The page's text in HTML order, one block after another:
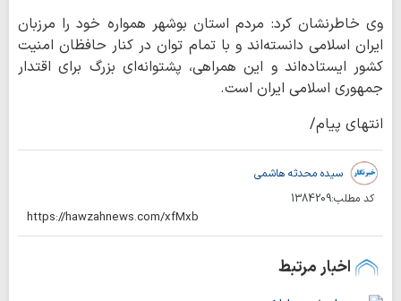
وی خاطرنشان کرد: مردم استان بوشهر همواره خود را مرزبان
ایران اسلامی دانسته‌اند و با تمام توان در کنار حافظان امنیت
کشور ایستاده‌اند و این همراهی، پشتوانه‌ای بزرگ برای اقتدار
جمهوری اسلامی ایران است.
انتهای پیام/
سیده محدثه هاشمی
کد مطلب:1384209
اخبار مرتبط